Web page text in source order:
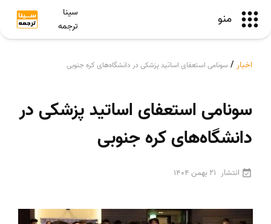
منو
سینا
ترجمه
اخبار / سونامی استعفای اساتید پزشکی در دانشگاه‌های کره جنوبی
سونامی استعفای اساتید پزشکی در
دانشگاه‌های کره جنوبی
انتشار 21 بهمن 1404